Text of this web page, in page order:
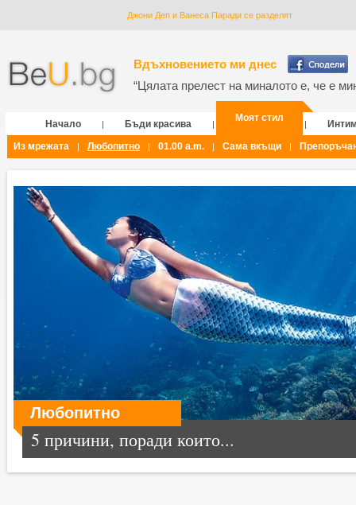
Джони Деп и Ванеса Паради се разделят
Вдъхновението ми днес
“Цялата прелест на миналото е, че е
Начало | Бъди красива |
Моят стил
|
Из мрежата
| Любопитно | 01.00 a.m. | Сама вкъщи |
Любопитно
5 причини, поради които...